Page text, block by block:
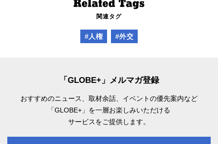
関連タグ
#人権 #外交
「GLOBE+」メルマガ登録
おすすめのニュース、取材余話、 イベントの優先案内など
「GLOBE+」を一層お楽しみいただける
サービスをご提供します。